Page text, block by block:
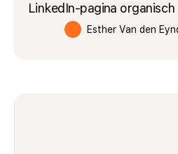
LinkedIn-pagina
Esther Van den